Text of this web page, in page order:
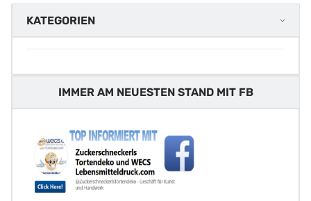
KATEGORIEN
IMMER AM NEUESTEN STAND MIT FB